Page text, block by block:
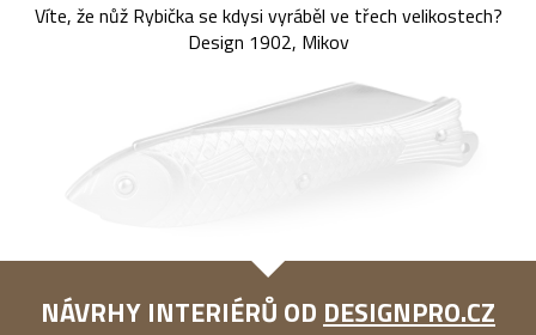
Víte, že nůž Rybička se kdysi vyráběl ve třech velikostech?
Design 1902, Mikov
NÁVRHY INTERIÉRŮ OD DESIGNPRO.CZ